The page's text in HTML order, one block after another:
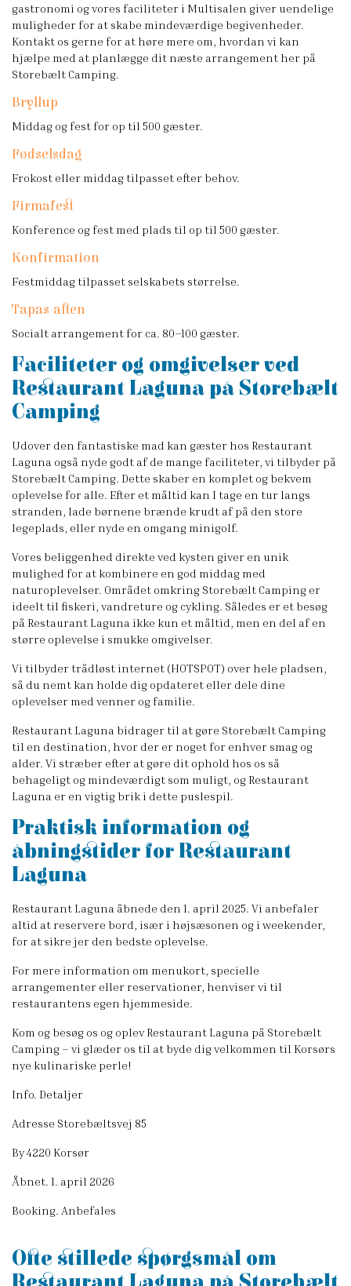
gastronomi og vores faciliteter i Multisalen giver uendelige
muligheder for at skabe mindeværdige begivenheder.
Kontakt os gerne for at høre mere om, hvordan vi kan
hjælpe med at planlægge dit næste arrangement her på
Storebælt Camping.
Bryllup
Middag og fest for op til 500 gæster.
Fødselsdag
Frokost eller middag tilpasset efter behov.
Firmafest
Konference og fest med plads til op til 500 gæster.
Konfirmation
Festmiddag tilpasset selskabets størrelse.
Tapas-aften
Socialt arrangement for ca. 80–100 gæster.
Faciliteter og omgivelser ved
Restaurant Laguna på Storebælt
Camping
Udover den fantastiske mad kan gæster hos Restaurant
Laguna også nyde godt af de mange faciliteter, vi tilbyder på
Storebælt Camping. Dette skaber en komplet og bekvem
oplevelse for alle. Efter et måltid kan I tage en tur langs
stranden, lade børnene brænde krudt af på den store
legeplads, eller nyde en omgang minigolf.
Vores beliggenhed direkte ved kysten giver en unik
mulighed for at kombinere en god middag med
naturoplevelser. Området omkring Storebælt Camping er
ideelt til fiskeri, vandreture og cykling. Således er et besøg
på Restaurant Laguna ikke kun et måltid, men en del af en
større oplevelse i smukke omgivelser.
Vi tilbyder trådløst internet (HOTSPOT) over hele pladsen,
så du nemt kan holde dig opdateret eller dele dine
oplevelser med venner og familie.
Restaurant Laguna bidrager til at gøre Storebælt Camping
til en destination, hvor der er noget for enhver smag og
alder. Vi stræber efter at gøre dit ophold hos os så
behageligt og mindeværdigt som muligt, og Restaurant
Laguna er en vigtig brik i dette puslespil.
Praktisk information og
åbningstider for Restaurant
Laguna
Restaurant Laguna åbnede den 1. april 2025. Vi anbefaler
altid at reservere bord, især i højsæsonen og i weekender,
for at sikre jer den bedste oplevelse.
For mere information om menukort, specielle
arrangementer eller reservationer, henviser vi til
restaurantens egen hjemmeside.
Kom og besøg os og oplev Restaurant Laguna på Storebælt
Camping – vi glæder os til at byde dig velkommen til Korsørs
nye kulinariske perle!
Info. Detaljer
Adresse Storebæltsvej 85
By 4220 Korsør
Åbnet. 1. april 2026
Booking. Anbefales
Ofte stillede spørgsmål om